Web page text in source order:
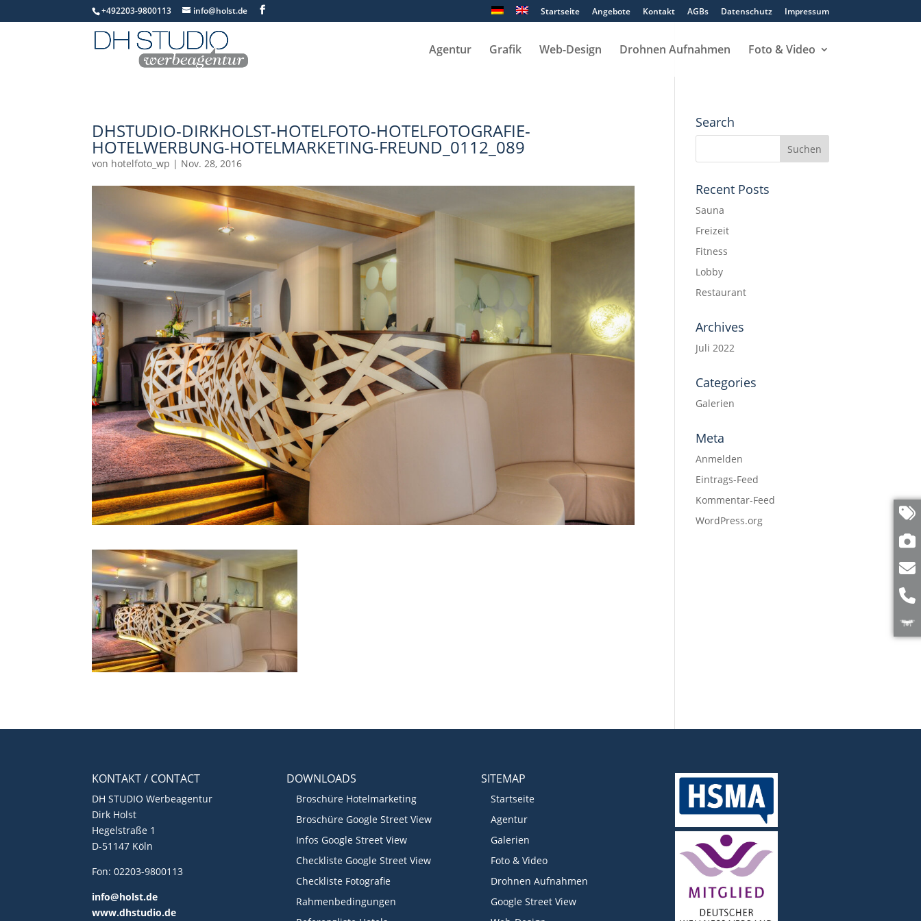
+492203-9800113 info@holst.de Startseite Angebote Kontakt AGBs Datenschutz Impressum
Agentur Grafik Web-Design Drohnen Aufnahmen Foto & Video
DHSTUDIO-DIRKHOLST-HOTELFOTO-HOTELFOTOGRAFIE-
HOTELWERBUNG-HOTELMARKETING-FREUND_0112_089
von hotelfoto_wp | Nov. 28, 2016
Search
Recent Posts
Sauna
Freizeit
Fitness
Lobby
Restaurant
Archives
Juli 2022
Categories
Galerien
Meta
Anmelden
Eintrags-Feed
Kommentar-Feed
WordPress.org
KONTAKT / CONTACT
DH STUDIO Werbeagentur
Dirk Holst
Hegelstraße 1
D-51147 Köln
Fon: 02203-9800113
info@holst.de
www.dhstudio.de
DOWNLOADS
Broschüre Hotelmarketing
Broschüre Google Street View
Infos Google Street View
Checkliste Google Street View
Checkliste Fotografie
Rahmenbedingungen
SITEMAP
Startseite
Agentur
Galerien
Foto & Video
Drohnen Aufnahmen
Google Street View